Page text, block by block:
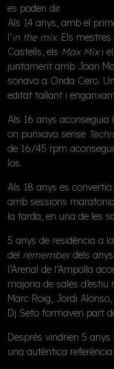
es poden dir.
Als 14 anys, amb el
l’in the mix. Els mestres
Castells, els Max Mixi el
juntament amb Joan
sonava a Onda Cero. Un
editat tallant i
Als 16 anys aconseguia
on punxava sense
de 16/45 rpm
los.
Als 18 anys es
amb sessions
la tarda, en una de les
5 anys de residència a la
del rememberdels anys
l’Arenal de l’Ampolla
majoria de sales
Marc Roig, Jordi
Dj Seto formaven part
Després vindrien 5 anys
una autèntica